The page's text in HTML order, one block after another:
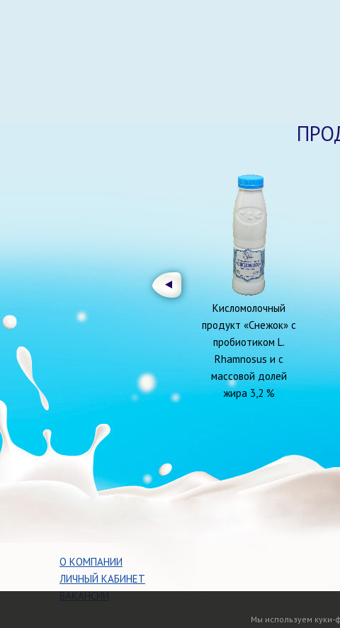
Кисломолочный
продукт «Снежок» с
пробиотиком L.
Rhamnosus и с
массовой долей
жира 3,2 %
О КОМПАНИИ
ЛИЧНЫЙ КАБИНЕТ
ВАКАНСИИ
Мы используем куки-